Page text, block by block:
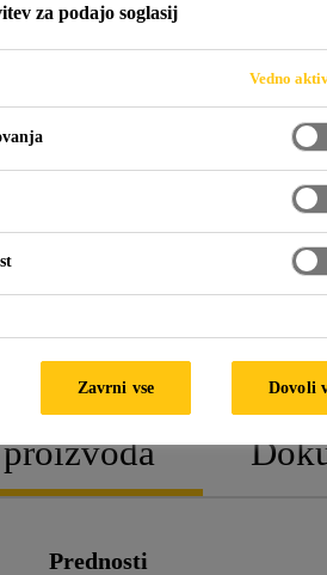
SikaProof® A
laminirane z lepilom iz
Prednosti
za podajo soglasij
Vedno
Zavrni vse Dovoli